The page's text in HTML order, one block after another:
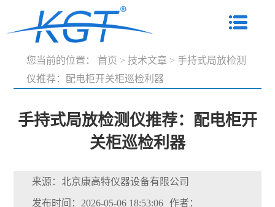
您当前的位置： 首页 > 技术文章 > 手持式局放检测
仪推荐：配电柜开关柜巡检利器
手持式局放检测仪推荐：配电柜开
关柜巡检利器
来源：北京康高特仪器设备有限公司
发布时间：2026-05-06 18:53:06 作者：